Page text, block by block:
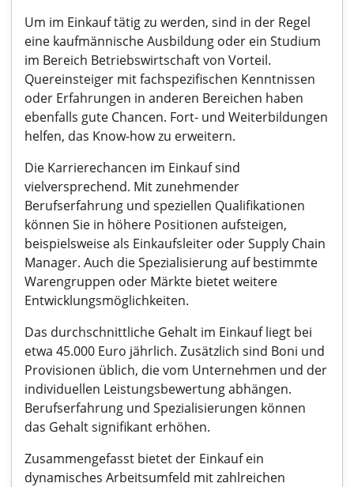
Um im Einkauf tätig zu werden, sind in der Regel
eine kaufmännische Ausbildung oder ein Studium
im Bereich Betriebswirtschaft von Vorteil.
Quereinsteiger mit fachspezifischen Kenntnissen
oder Erfahrungen in anderen Bereichen haben
ebenfalls gute Chancen. Fort- und Weiterbildungen
helfen, das Know-how zu erweitern.
Die Karrierechancen im Einkauf sind
vielversprechend. Mit zunehmender
Berufserfahrung und speziellen Qualifikationen
können Sie in höhere Positionen aufsteigen,
beispielsweise als Einkaufsleiter oder Supply Chain
Manager. Auch die Spezialisierung auf bestimmte
Warengruppen oder Märkte bietet weitere
Entwicklungsmöglichkeiten.
Das durchschnittliche Gehalt im Einkauf liegt bei
etwa 45.000 Euro jährlich. Zusätzlich sind Boni und
Provisionen üblich, die vom Unternehmen und der
individuellen Leistungsbewertung abhängen.
Berufserfahrung und Spezialisierungen können
das Gehalt signifikant erhöhen.
Zusammengefasst bietet der Einkauf ein
dynamisches Arbeitsumfeld mit zahlreichen